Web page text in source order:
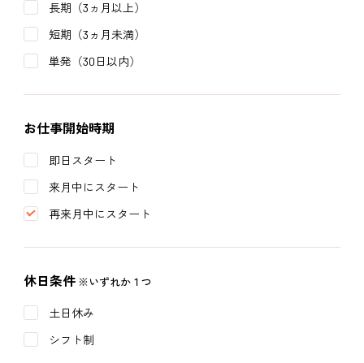
長期（3ヵ月以上）
短期（3ヵ月未満）
単発（30日以内）
お仕事開始時期
即日スタート
来月中にスタート
再来月中にスタート
休日条件 ※いずれか１つ
土日休み
シフト制